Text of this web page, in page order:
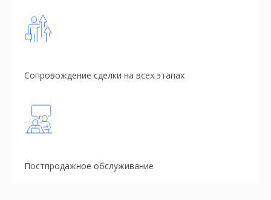
Сопровождение сделки на всех этапах
Постпродажное обслуживание